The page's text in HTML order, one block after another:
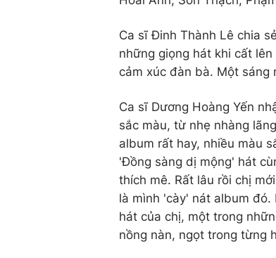
Ca sĩ Đinh Thành Lê chia
những giọng hát khi cất
cảm xúc đàn bà. Một sáng
Ca sĩ Dương Hoàng Yến
sắc màu, từ nhẹ nhàng
album rất hay, nhiều màu
'Đồng sàng dị mộng' hát
thích mê. Rất lâu rồi chị
là mình 'cày' nát album đó.
hát của chị, một trong
nồng nàn, ngọt trong từng